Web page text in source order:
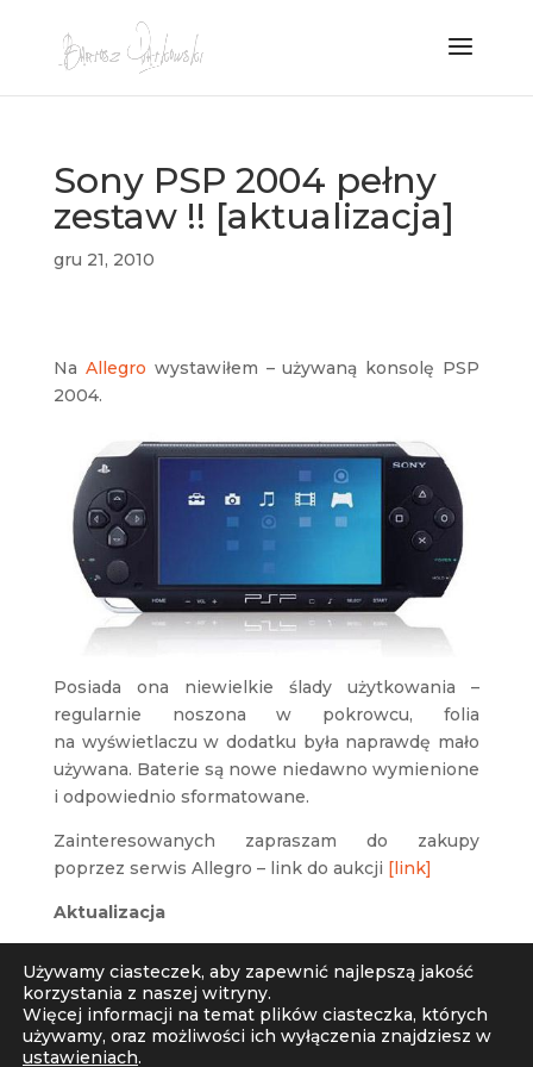
Sony PSP 2004 pełny
zestaw !! [aktualizacja]
gru 21, 2010
Na Allegro wystawiłem – używaną konsolę PSP
2004.
Posiada ona niewielkie ślady użytkowania –
regularnie noszona w pokrowcu, folia
na wyświetlaczu w dodatku była naprawdę mało
używana. Baterie są nowe niedawno wymienione
i odpowiednio sformatowane.
Zainteresowanych zapraszam do zakupy
poprzez serwis Allegro – link do aukcji [link]
Aktualizacja
Używamy ciasteczek, aby zapewnić najlepszą jakość
korzystania z naszej witryny.
Więcej informacji na temat plików ciasteczka, których
używamy, oraz możliwości ich wyłączenia znajdziesz w
ustawieniach.